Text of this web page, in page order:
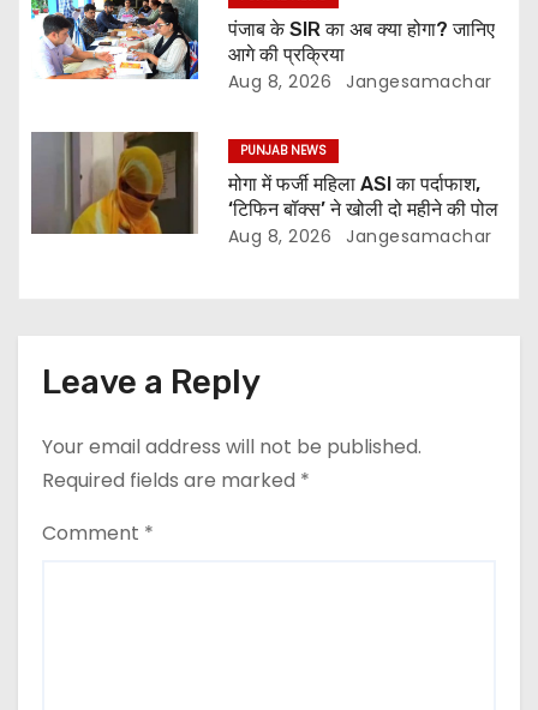
पंजाब के SIR का अब क्या होगा? जानिए
आगे की प्रक्रिया
Aug 8, 2026 Jangesamachar
PUNJAB NEWS
मोगा में फर्जी महिला ASI का पर्दाफाश,
‘टिफिन बॉक्स’ ने खोली दो महीने की पोल
Aug 8, 2026 Jangesamachar
Leave a Reply
Your email address will not be published.
Required fields are marked *
Comment *